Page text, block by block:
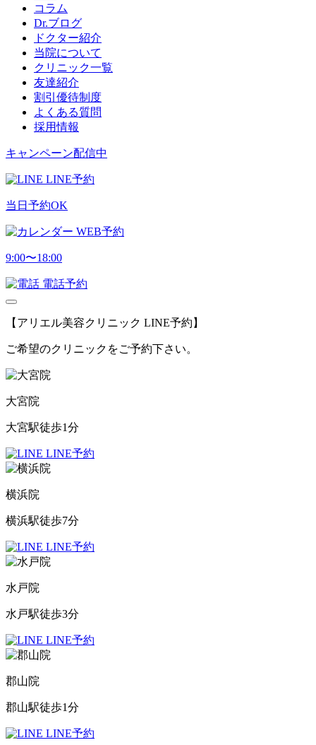
コラム
Dr.ブログ
ドクター紹介
当院について
クリニック一覧
友達紹介
割引優待制度
よくある質問
採用情報
キャンペーン配信中
LINE予約
当日予約OK
WEB予約
9:00〜18:00
電話予約
【アリエル美容クリニック LINE予約】
ご希望のクリニックをご予約下さい。
大宮院
大宮駅徒歩1分
LINE予約
横浜院
横浜駅徒歩7分
LINE予約
水戸院
水戸駅徒歩3分
LINE予約
郡山院
郡山駅徒歩1分
LINE予約